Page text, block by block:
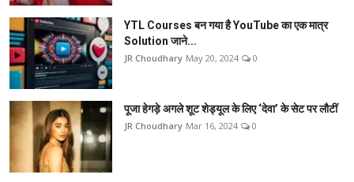
YTL Courses बन गया है YouTube का एक मात्र
Solution जाने...
JR Choudhary May 20, 2024 0
पूजा हेगड़े अगले शूट शेड्यूल के लिए ‘देवा’ के सेट पर लौटीं
JR Choudhary Mar 16, 2024 0